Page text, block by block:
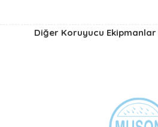
Diğer Koruyucu Ekipmanlar